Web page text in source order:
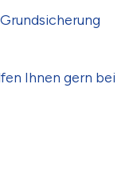
Ihnen gern bei